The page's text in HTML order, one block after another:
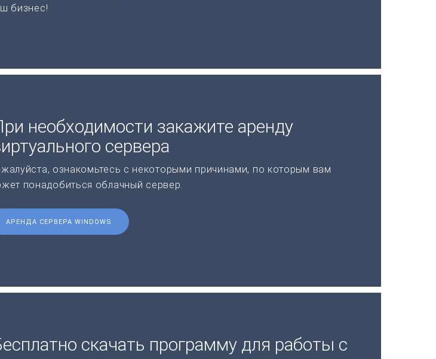
бизнес!
необходимости закажите аренду
сервера
ознакомьтесь с некоторыми причинами, по которым вам
понадобиться облачный сервер.
АРЕНДА СЕРВЕРА WINDOWS
скачать программу для работы с